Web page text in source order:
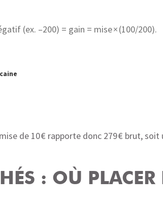
(ex. –200) = gain = mise × (100/200).
mise de 10 € rapporte donc 279 € brut,
: OÙ PLACER